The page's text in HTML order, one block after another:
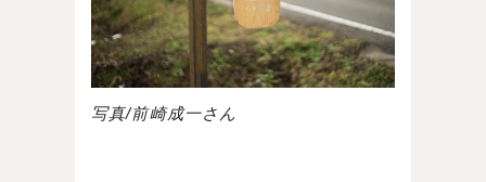
写真/前崎成一さん